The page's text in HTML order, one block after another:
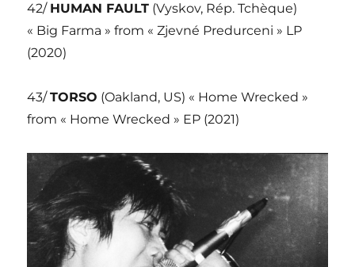
42/ HUMAN FAULT (Vyskov, Rép. Tchèque)
« Big Farma » from « Zjevné Predurceni » LP
(2020)
43/TORSO (Oakland, US) « Home Wrecked »
from « Home Wrecked » EP (2021)